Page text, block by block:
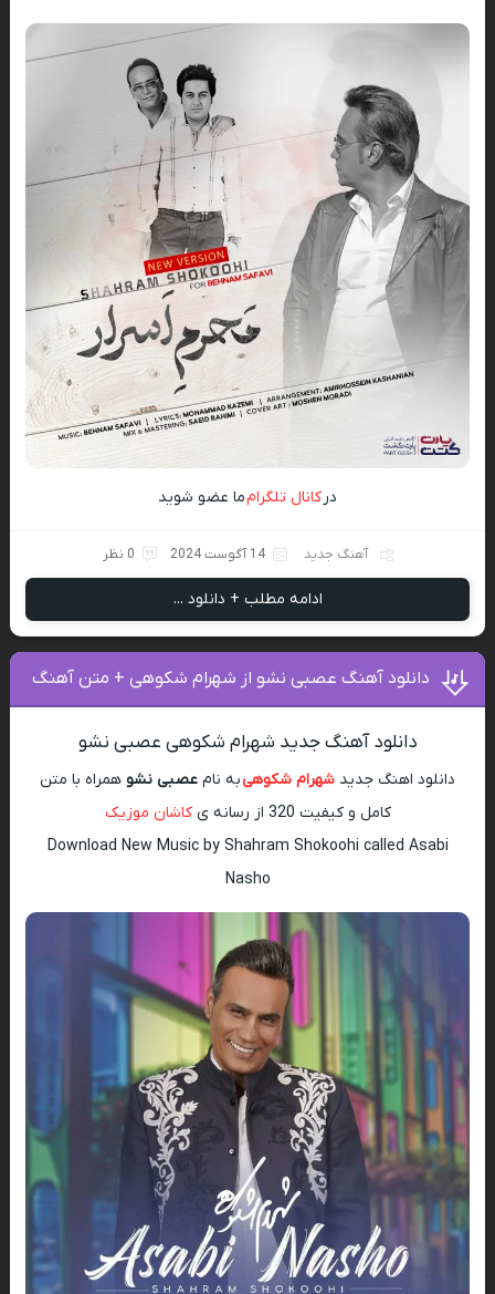
درکانال تلگرامما عضو شوید
آهنگ جدید 14 آگوست 2024 0 نظر
ادامه مطلب + دانلود ...
دانلود آهنگ عصبی نشو از شهرام شکوهی + متن آهنگ
دانلود آهنگ جدید شهرام شکوهی عصبی نشو
دانلود اهنگ جدید شهرام شکوهیبه نام عصبی نشو همراه با متن
کامل و کیفیت 320 از رسانه ی
کاشان موزیک
Download New Music by Shahram Shokoohi called Asabi
Nasho